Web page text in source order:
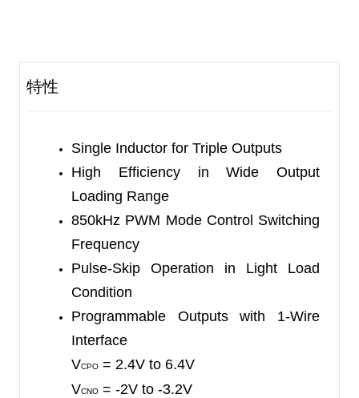
is also integrated. The device is equipped with 1-
boost-inverter mode and also works in buck-
inverter mode.
The SGM38042A is available in a Green WLCSP-
1.51×2.10-15B package. It operates over an
ambient temperature range of -40
特性
Single Inductor for Triple Outputs
High Efficiency in Wide Output
Loading Range
850kHz PWM Mode Control Switching
Frequency
Pulse-Skip Operation in Light Load
Condition
Programmable Outputs with 1-Wire
Interface
VCPO = 2.4V to 6.4V
VCNO = -2V to -3.2V